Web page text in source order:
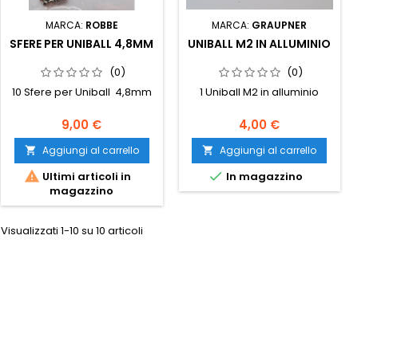
MARCA: ROBBE
SFERE PER UNIBALL 4,8MM
(0)
10 Sfere per Uniball 4,8mm
9,00 €
 Aggiungi al carrello
 Ultimi articoli in
magazzino
MARCA: GRAUPNER
UNIBALL M2 IN ALLUMINIO
(0)
1 Uniball M2 in alluminio
4,00 €
 Aggiungi al carrello
 In magazzino
Visualizzati 1-10 su 10 articoli